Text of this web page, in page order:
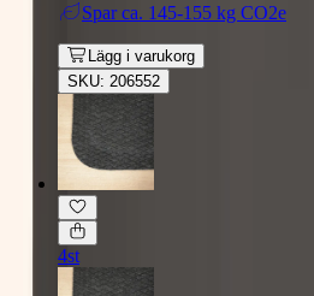
Spar ca. 145-155 kg CO2e
Lägg i varukorg
SKU: 206552
4st